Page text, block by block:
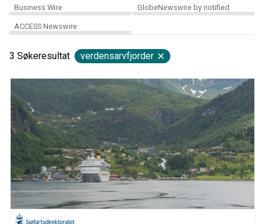
Business Wire GlobeNewswire by notified
ACCESS Newswire
3 Søkeresultat verdensarvfjorder